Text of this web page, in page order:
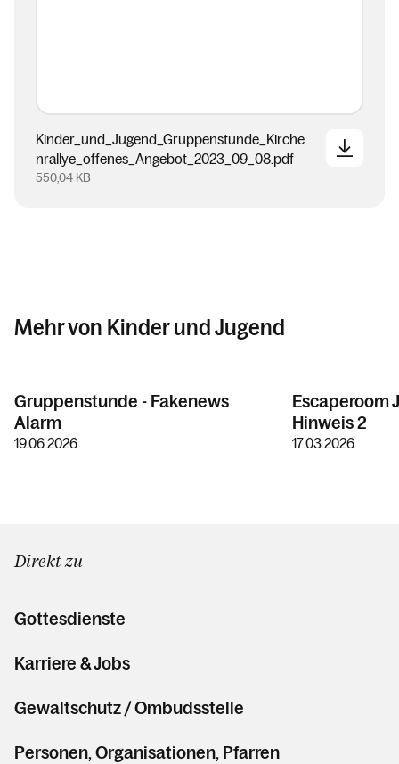
Kinder_und_Jugend_Gruppenstunde_Kirche
nrallye_offenes_Angebot_2023_09_08.pdf
550,04 KB
Mehr von Kinder und Jugend
Gruppenstunde - Fakenews
Alarm
19.06.2026
Escaperoom
Hinweis 2
17.03.2026
Direkt zu
Gottesdienste
Karriere & Jobs
Gewaltschutz / Ombudsstelle
Personen, Organisationen, Pfarren